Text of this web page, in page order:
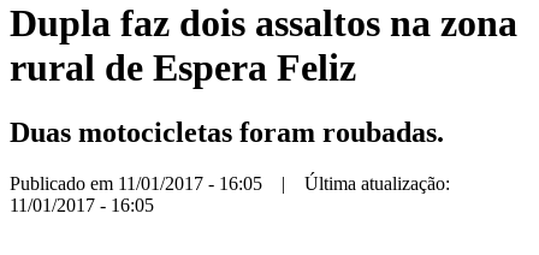
Dupla faz dois assaltos na zona
rural de Espera Feliz
Duas motocicletas foram roubadas.
Publicado em 11/01/2017 - 16:05 | Última atualização:
11/01/2017 - 16:05